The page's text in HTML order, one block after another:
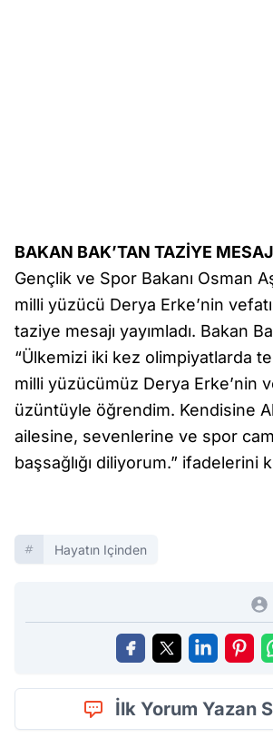
BAKAN BAK’TAN TAZİYE
Gençlik ve Spor Bakanı Osman
milli yüzücü Derya Erke’nin vefatı
taziye mesajı yayımladı. Bakan
“Ülkemizi iki kez olimpiyatlarda
milli yüzücümüz Derya Erke’nin
üzüntüyle öğrendim. Kendisine
ailesine, sevenlerine ve spor
başsağlığı diliyorum.” ifadelerini
Hayatın Içinden
İlk Yorum Yazan